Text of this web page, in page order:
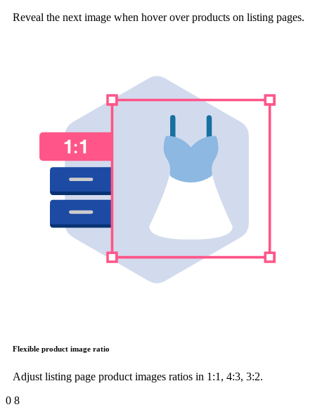
Reveal the next image when hover over products on listing pages.
Flexible product image ratio
Adjust listing page product images ratios in 1:1, 4:3, 3:2.
0 8